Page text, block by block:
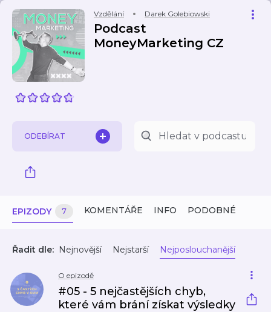
Vzdělání Darek Golebiowski
Podcast
MoneyMarketing CZ
ODEBÍRAT
EPIZODY 7 KOMENTÁŘE INFO PODOBNÉ
Řadit dle: Nejnovější Nejstarší Nejposlouchanější
O epizodě
#05 - 5 nejčastějších chyb,
které vám brání získat výsledky